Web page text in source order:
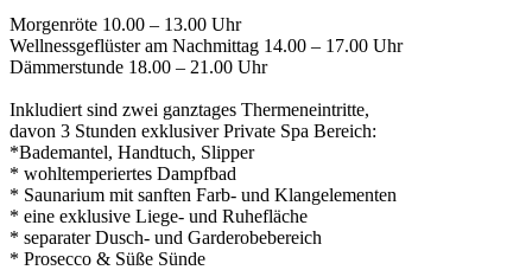
Morgenröte 10.00 – 13.00 Uhr
Wellnessgeflüster am Nachmittag 14.00 – 17.00 Uhr
Dämmerstunde 18.00 – 21.00 Uhr
Inkludiert sind zwei ganztages Thermeneintritte,
davon 3 Stunden exklusiver Private Spa Bereich:
*Bademantel, Handtuch, Slipper
* wohltemperiertes Dampfbad
* Saunarium mit sanften Farb- und Klangelementen
* eine exklusive Liege- und Ruhefläche
* separater Dusch- und Garderobebereich
* Prosecco & Süße Sünde